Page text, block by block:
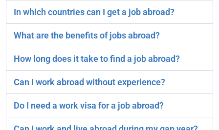
In which countries can I get a job abroad?
What are the benefits of jobs abroad?
How long does it take to find a job abroad?
Can I work abroad without experience?
Do I need a work visa for a job abroad?